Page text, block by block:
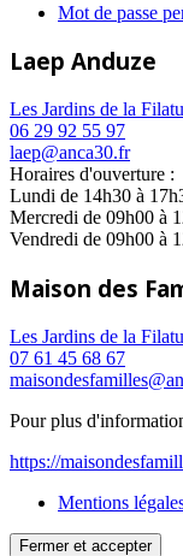
Mot de passe
Laep Anduze
Les Jardins de la
06 29 92 55 97
laep@anca30.fr
Horaires d'ouverture :
Lundi de 14h30 à
Mercredi de 09h00 à
Vendredi de 09h00 à
Maison des
Les Jardins de la
07 61 45 68 67
Pour plus
https://
Mentions